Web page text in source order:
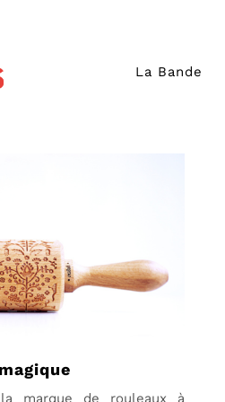
La Bande
marque de rouleaux à